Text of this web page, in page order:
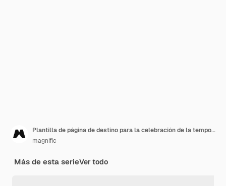
Plantilla de página de destino para la celebración de la temporada navideña.
magnific
Más de esta serieVer todo